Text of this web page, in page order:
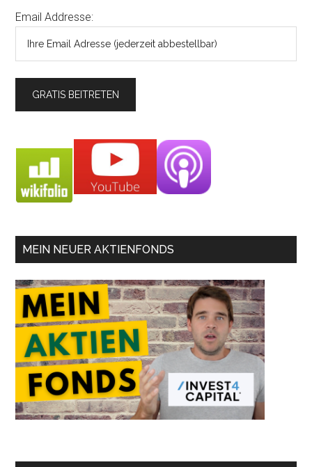
Email Addresse:
MEIN NEUER AKTIENFONDS